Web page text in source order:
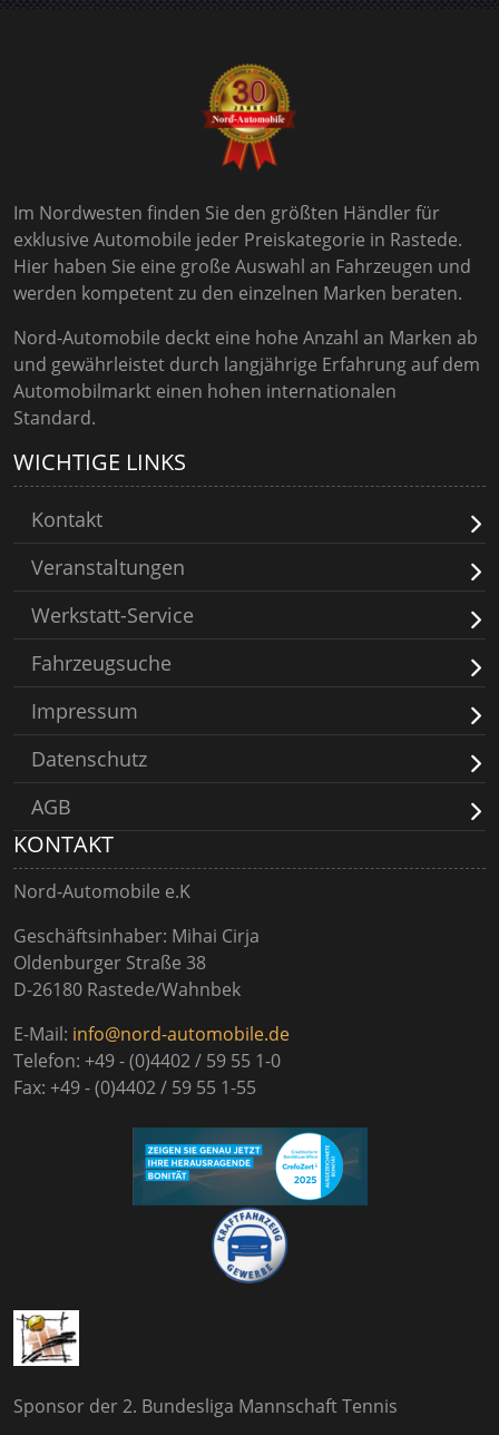
Im Nordwesten finden Sie den größten Händler für
exklusive Automobile jeder Preiskategorie in Rastede.
Hier haben Sie eine große Auswahl an Fahrzeugen und
werden kompetent zu den einzelnen Marken beraten.
Nord-Automobile deckt eine hohe Anzahl an Marken ab
und gewährleistet durch langjährige Erfahrung auf dem
Automobilmarkt einen hohen internationalen
Standard.
WICHTIGE LINKS
Kontakt
Veranstaltungen
Werkstatt-Service
Fahrzeugsuche
Impressum
Datenschutz
AGB
KONTAKT
Nord-Automobile e.K
Geschäftsinhaber: Mihai Cirja
Oldenburger Straße 38
D-26180 Rastede/Wahnbek
E-Mail: info@nord-automobile.de
Telefon: +49 - (0)4402 / 59 55 1-0
Fax: +49 - (0)4402 / 59 55 1-55
Sponsor der 2. Bundesliga Mannschaft Tennis